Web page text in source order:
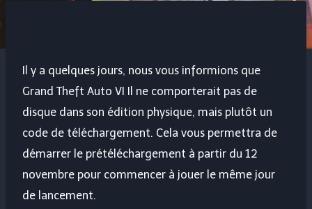
Il y a quelques jours, nous vous informions que
Grand Theft Auto VI
Il ne comporterait pas de
disque dans son édition physique, mais plutôt un
code de téléchargement. Cela vous permettra de
démarrer le prétéléchargement à partir du 12
novembre pour commencer à jouer le même jour
de lancement.